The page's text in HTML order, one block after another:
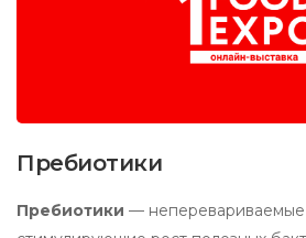
Пребиотики
Пребиотики — неперевариваемые